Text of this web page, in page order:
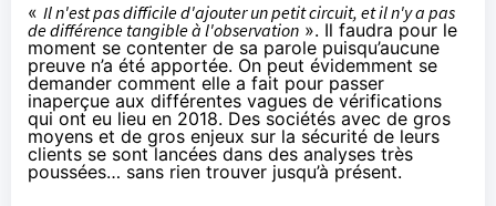
« Il n'est pas difficile d'ajouter un petit circuit, et il n'y a pas
de différence tangible à l'observation ». Il faudra pour le
moment se contenter de sa parole puisqu’aucune
preuve n’a été apportée. On peut évidemment se
demander comment elle a fait pour passer
inaperçue aux différentes vagues de vérifications
qui ont eu lieu en 2018. Des sociétés avec de gros
moyens et de gros enjeux sur la sécurité de leurs
clients se sont lancées dans des analyses très
poussées… sans rien trouver jusqu’à présent.